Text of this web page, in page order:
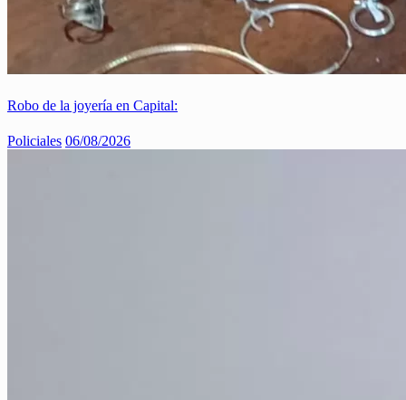
Robo de la joyería en Capital:
Policiales 06/08/2026